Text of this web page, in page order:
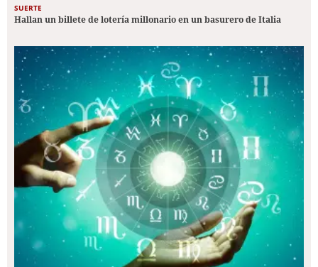
SUERTE
Hallan un billete de lotería millonario en un basurero de Italia